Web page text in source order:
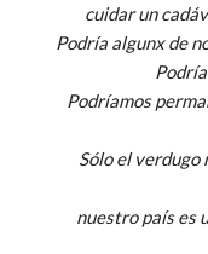
cuidar un
Podría algunx de
Podríamos
Sólo el
nuestro país es